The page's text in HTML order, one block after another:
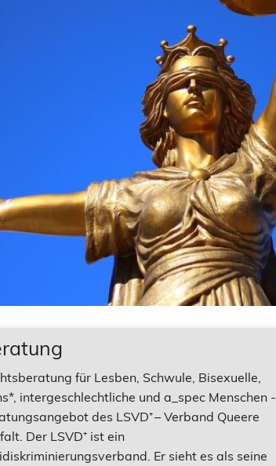
für Lesben, Schwule, Bisexuelle,
intergeschlechtliche und a_spec Menschen -
des LSVD⁺ – Verband Queere
Der LSVD⁺ ist ein
Er sieht es als seine